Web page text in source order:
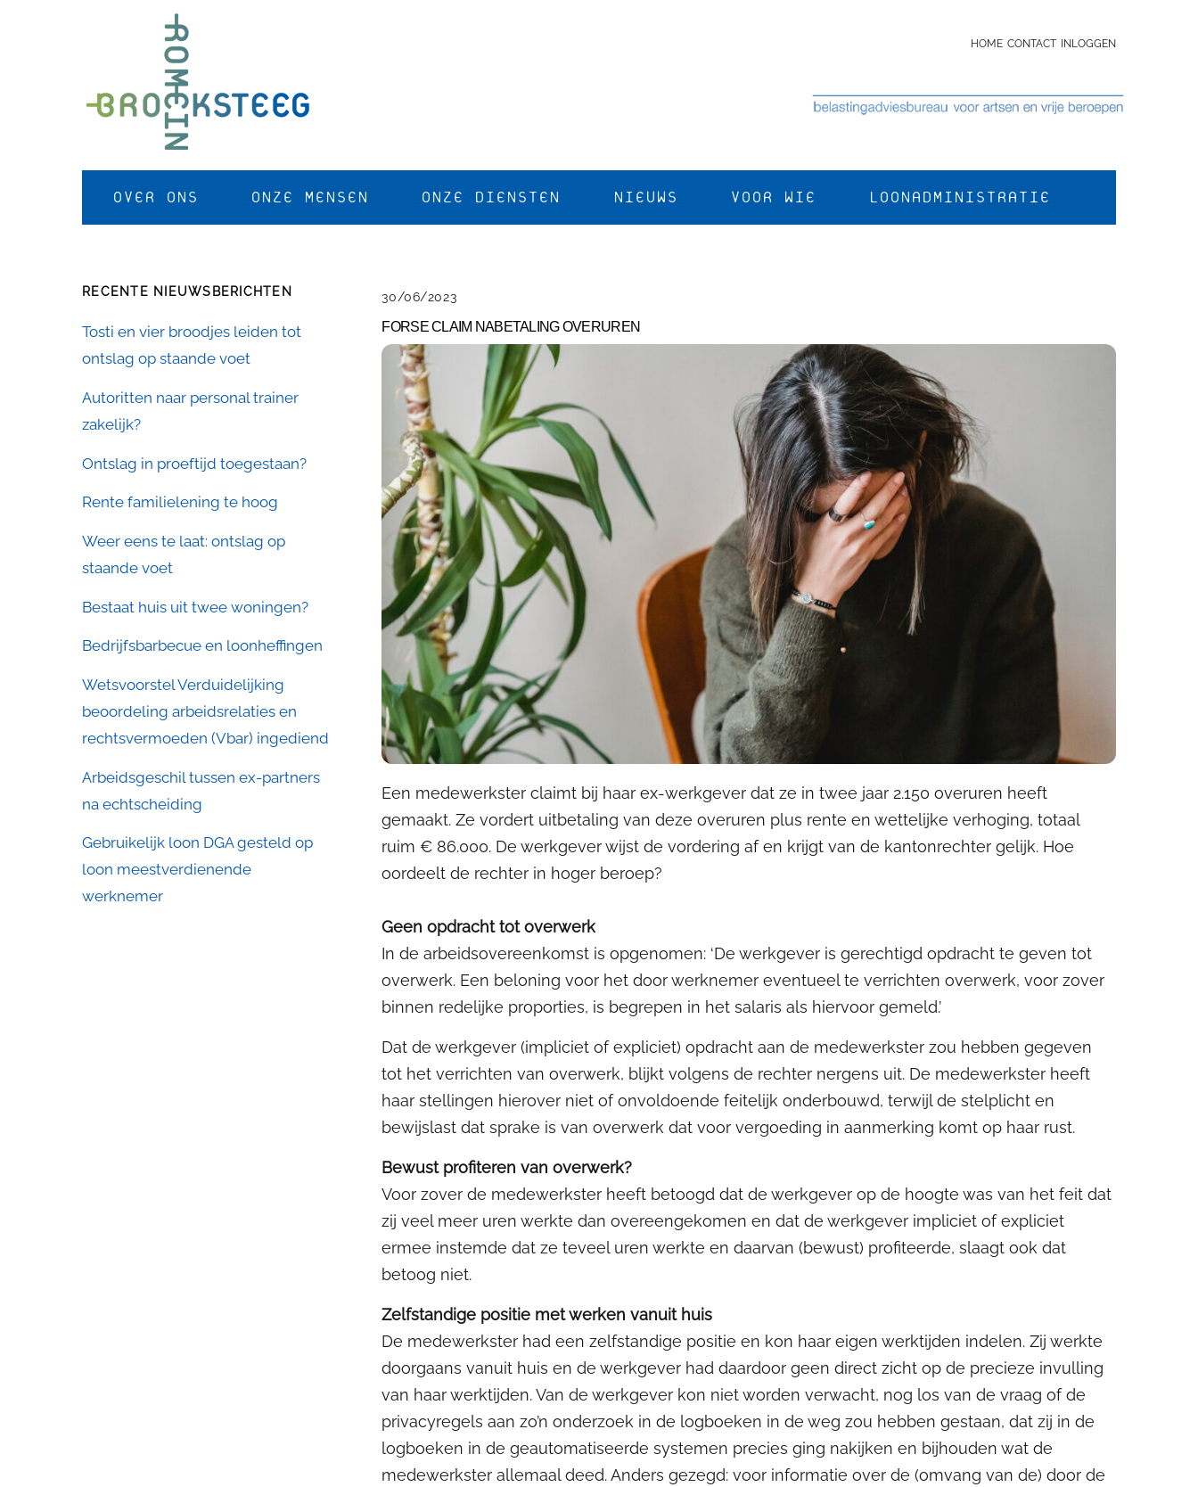
HOME CONTACT INLOGGEN
OVER ONS ONZE MENSEN ONZE DIENSTEN NIEUWS VOOR WIE LOONADMINISTRATIE
30/06/2023
FORSE CLAIM NABETALING OVERUREN
Een medewerkster claimt bij haar ex-werkgever dat ze in twee jaar 2.150 overuren heeft
gemaakt. Ze vordert uitbetaling van deze overuren plus rente en wettelijke verhoging, totaal
ruim € 86.000. De werkgever wijst de vordering af en krijgt van de kantonrechter gelijk. Hoe
oordeelt de rechter in hoger beroep?
Geen opdracht tot overwerk
In de arbeidsovereenkomst is opgenomen: ‘De werkgever is gerechtigd opdracht te geven tot
overwerk. Een beloning voor het door werknemer eventueel te verrichten overwerk, voor zover
binnen redelijke proporties, is begrepen in het salaris als hiervoor gemeld.’
Dat de werkgever (impliciet of expliciet) opdracht aan de medewerkster zou hebben gegeven
tot het verrichten van overwerk, blijkt volgens de rechter nergens uit. De medewerkster heeft
haar stellingen hierover niet of onvoldoende feitelijk onderbouwd, terwijl de stelplicht en
bewijslast dat sprake is van overwerk dat voor vergoeding in aanmerking komt op haar rust.
Bewust profiteren van overwerk?
Voor zover de medewerkster heeft betoogd dat de werkgever op de hoogte was van het feit dat
zij veel meer uren werkte dan overeengekomen en dat de werkgever impliciet of expliciet
ermee instemde dat ze teveel uren werkte en daarvan (bewust) profiteerde, slaagt ook dat
betoog niet.
Zelfstandige positie met werken vanuit huis
De medewerkster had een zelfstandige positie en kon haar eigen werktijden indelen. Zij werkte
doorgaans vanuit huis en de werkgever had daardoor geen direct zicht op de precieze invulling
van haar werktijden. Van de werkgever kon niet worden verwacht, nog los van de vraag of de
privacyregels aan zo’n onderzoek in de logboeken in de weg zou hebben gestaan, dat zij in de
logboeken in de geautomatiseerde systemen precies ging nakijken en bijhouden wat de
medewerkster allemaal deed. Anders gezegd: voor informatie over de (omvang van de) door de
RECENTE NIEUWSBERICHTEN
Tosti en vier broodjes leiden tot
ontslag op staande voet
Autoritten naar personal trainer
zakelijk?
Ontslag in proeftijd toegestaan?
Rente familielening te hoog
Weer eens te laat: ontslag op
staande voet
Bestaat huis uit twee woningen?
Bedrijfsbarbecue en loonheffingen
Wetsvoorstel Verduidelijking
beoordeling arbeidsrelaties en
rechtsvermoeden (Vbar) ingediend
Arbeidsgeschil tussen ex-partners
na echtscheiding
Gebruikelijk loon DGA gesteld op
loon meestverdienende
werknemer